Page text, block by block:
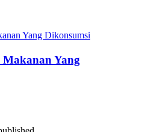
Yang